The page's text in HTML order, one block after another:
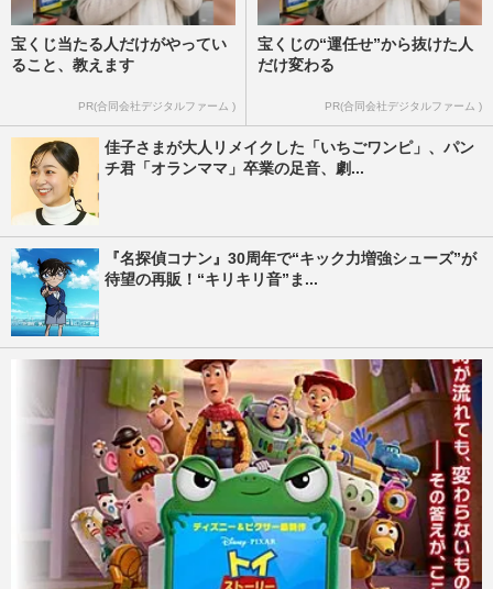
宝くじ当たる人だけがやってい
ること、教えます
PR(合同会社デジタルファーム )
宝くじの“運任せ”から抜けた人
だけ変わる
PR(合同会社デジタルファーム )
佳子さまが大人リメイクした「いちごワンピ」、パン
チ君「オランママ」卒業の足音、劇...
『名探偵コナン』30周年で“キック力増強シューズ”が
待望の再販！“キリキリ音”ま...